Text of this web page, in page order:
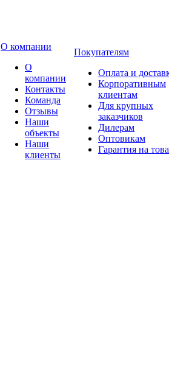
О компании
О
компании
Контакты
Команда
Отзывы
Наши
объекты
Наши
клиенты
Покупателям
Оплата и
Корпоративным
клиентам
Для крупных
заказчиков
Дилерам
Оптовикам
Гарантия на